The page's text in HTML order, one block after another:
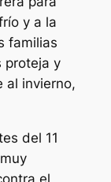
y a la
familias
proteja y
al invierno,
del 11
el